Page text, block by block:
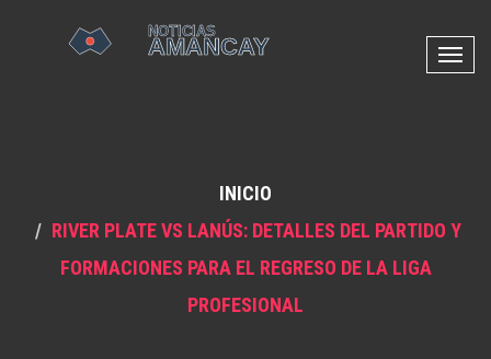
N
INICIO
RIVER PLATE VS LANÚS: DETALLES DEL PARTIDO Y
FORMACIONES PARA EL REGRESO DE LA LIGA
PROFESIONAL